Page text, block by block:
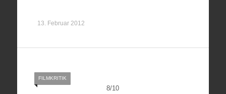
13. Februar 2012
8/10
FILMKRITIK